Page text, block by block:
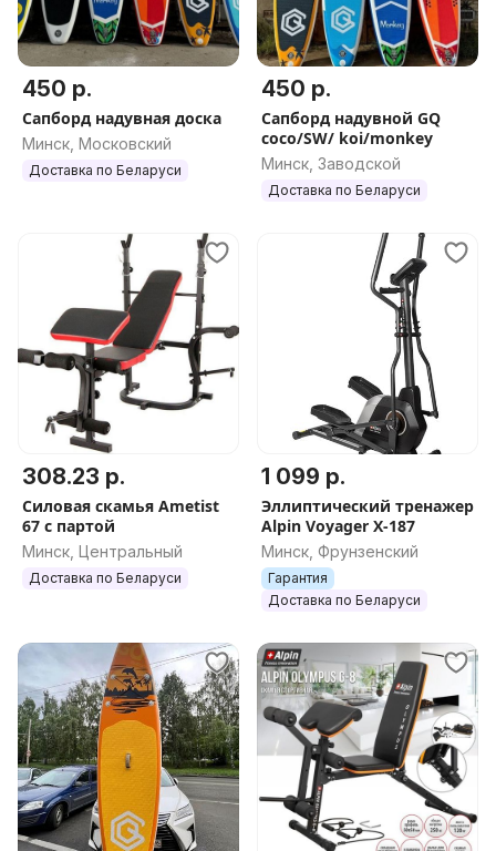
450 р.
Сапборд надувная доска
Минск, Московский
Доставка по Беларуси
450 р.
Сапборд надувной GQ
coco/SW/ koi/monkey
Минск, Заводской
Доставка по Беларуси
308.23 р.
Силовая скамья Ametist
67 с партой
Минск, Центральный
Доставка по Беларуси
1 099 р.
Эллиптический тренажер
Alpin Voyager X-187
Минск, Фрунзенский
Гарантия
Доставка по Беларуси